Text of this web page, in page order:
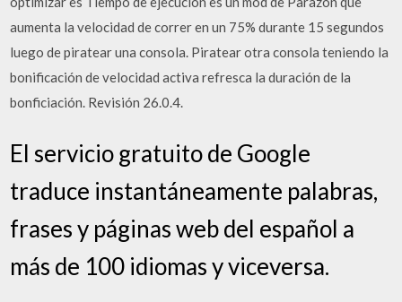
aumenta la velocidad de correr en un 75% durante 15 segundos
luego de piratear una consola. Piratear otra consola teniendo la
bonificación de velocidad activa refresca la duración de la
bonficiación. Revisión 26.0.4.
El servicio gratuito de Google
traduce instantáneamente palabras,
frases y páginas web del español a
más de 100 idiomas y viceversa.